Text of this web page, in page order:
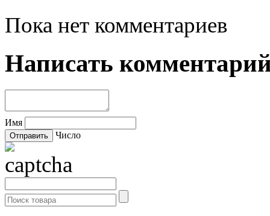
Пока нет комментариев
Написать
Имя
Число